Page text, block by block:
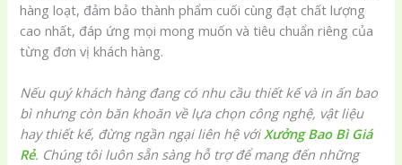
hàng loạt, đảm bảo thành phẩm cuối cùng đạt chất lượng
cao nhất, đáp ứng mọi mong muốn và tiêu chuẩn riêng của
từng đơn vị khách hàng.
Nếu quý khách hàng đang có nhu cầu thiết kế và in ấn bao
bì nhưng còn băn khoăn về lựa chọn công nghệ, vật liệu
hay thiết kế, đừng ngần ngại liên hệ vớiXưởng Bao Bì Giá
Rẻ. Chúng tôi luôn sẵn sàng hỗ trợ để mang đến những